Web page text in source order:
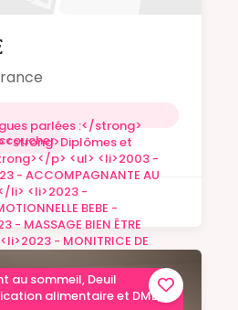
parlées :</strong>
et
p> <ul> <li>2003 -
- ACCOMPAGNANTE AU
li> <li>2023 -
BEBE -
- MASSAGE BIEN ÊTRE
- MONITRICE DE
ALLAITEMENT - EDBN</li>
: </strong>
: Auxiliaire de
au sommeil, Deuil
alimentaire et DME,